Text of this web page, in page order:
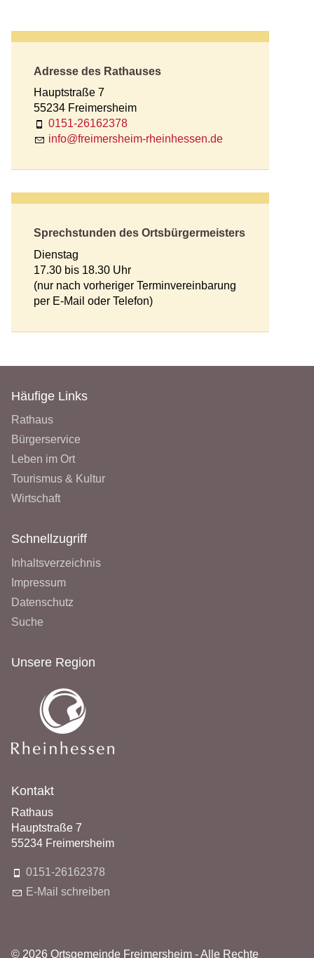
Adresse des Rathauses
Hauptstraße 7
55234 Freimersheim
0151-26162378
nf
fr m rsh m-rh nh ss n d
Sprechstunden des Ortsbürgermeisters
Dienstag
17.30 bis 18.30 Uhr
(nur nach vorheriger Terminvereinbarung
per E-Mail oder Telefon)
Häufige Links
Rathaus
Bürgerservice
Leben im Ort
Tourismus & Kultur
Wirtschaft
Schnellzugriff
Inhaltsverzeichnis
Impressum
Datenschutz
Suche
Unsere Region
Kontakt
Rathaus
Hauptstraße 7
55234 Freimersheim
0151-26162378
E-Mail schreiben
© 2026 Ortsgemeinde Freimersheim - Alle Rechte